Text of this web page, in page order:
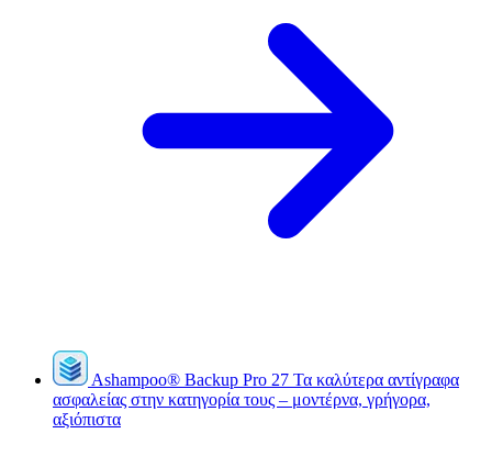
Ashampoo® Backup Pro 27 Τα καλύτερα αντίγραφα
ασφαλείας στην κατηγορία τους – μοντέρνα, γρήγορα,
αξιόπιστα